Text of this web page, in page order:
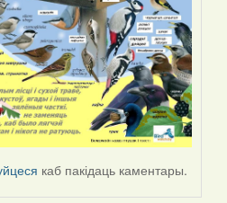
каб пакідаць каментары.